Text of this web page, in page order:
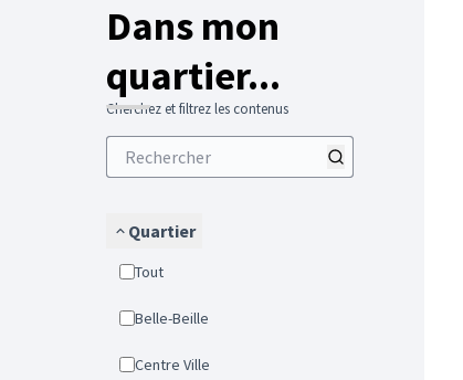
Dans mon
quartier...
Cherchez et filtrez les contenus
Quartier
Tout
Belle-Beille
Centre Ville